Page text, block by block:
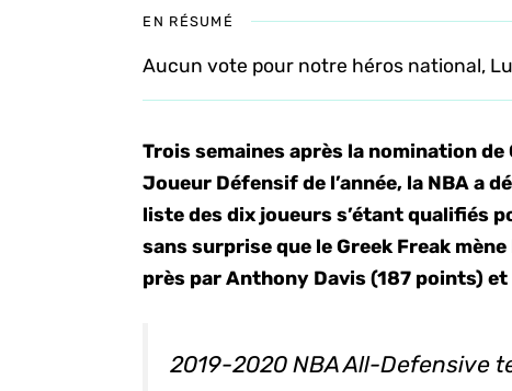
EN RÉSUMÉ
Aucun vote pour notre héros national,
Trois semaines après la nomination
Joueur Défensif de l’année, la NBA a
liste des dix joueurs s’étant qualifiés
sans surprise que le Greek Freak
près par Anthony Davis (187 points)
2019-2020 NBA All-Defensive